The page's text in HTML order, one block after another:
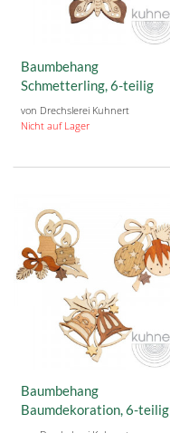
Baumbehang
Schmetterling, 6-teilig
von Drechslerei Kuhnert
Nicht auf Lager
Baumbehang
Baumdekoration, 6-teilig